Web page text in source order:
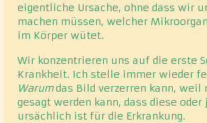
eigentliche Ursache, ohne dass wir
machen müssen, welcher
im Körper wütet.
Wir konzentrieren uns auf die erste
Krankheit. Ich stelle immer wieder
Warumdas Bild verzerren kann, weil
gesagt werden kann, dass diese oder
ursächlich ist für die Erkrankung.